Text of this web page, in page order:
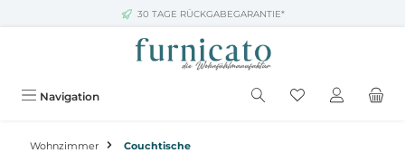
Zum Hauptinhalt springen30 TAGE RÜCKGABEGARANTIE*
Navigation
Wohnzimmer Couchtische